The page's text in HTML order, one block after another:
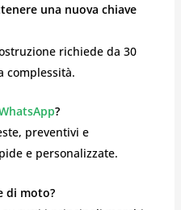
una nuova chiave
richiede da 30
complessità.
?
preventivi e
e personalizzate.
di moto?